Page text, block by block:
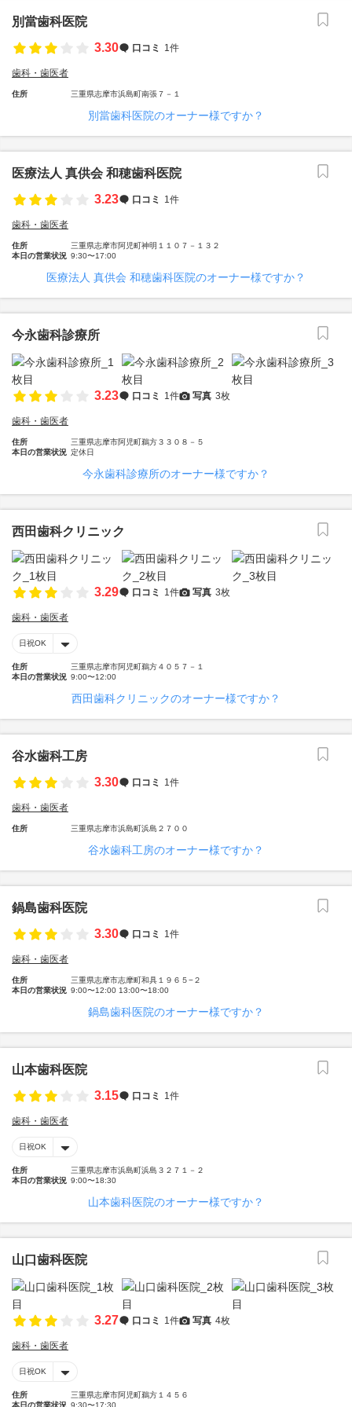
別當歯科医院
3.30
口コミ 1件
歯科・歯医者
住所 三重県志摩市浜島町南張７－１
別當歯科医院のオーナー様ですか？
医療法人 真供会 和穂歯科医院
3.23
口コミ 1件
歯科・歯医者
住所
三重県志摩市阿児町神明１１０７－１３２
本日の営業状況 9:30〜17:00
医療法人 真供会 和穂歯科医院のオーナー様ですか？
今永歯科診療所
3.23 口コミ 1件 写真 3枚
歯科・歯医者
住所
三重県志摩市阿児町鵜方３３０８－５
本日の営業状況 定休日
今永歯科診療所のオーナー様ですか？
西田歯科クリニック
3.29 口コミ 1件 写真 3枚
歯科・歯医者
日祝OK
住所
三重県志摩市阿児町鵜方４０５７－１
本日の営業状況 9:00〜12:00
西田歯科クリニックのオーナー様ですか？
谷水歯科工房
3.30
口コミ 1件
歯科・歯医者
住所 三重県志摩市浜島町浜島２７００
谷水歯科工房のオーナー様ですか？
鍋島歯科医院
3.30
口コミ 1件
歯科・歯医者
住所
三重県志摩市志摩町和具１９６５−２
本日の営業状況 9:00〜12:00 13:00〜18:00
鍋島歯科医院のオーナー様ですか？
山本歯科医院
3.15
口コミ 1件
歯科・歯医者
日祝OK
住所
三重県志摩市浜島町浜島３２７１－２
本日の営業状況 9:00〜18:30
山本歯科医院のオーナー様ですか？
山口歯科医院
3.27 口コミ 1件 写真 4枚
歯科・歯医者
日祝OK
住所
三重県志摩市阿児町鵜方１４５６
本日の営業状況 9:30〜17:30